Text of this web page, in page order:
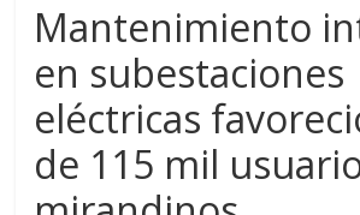
Mantenimiento
en subestaciones
eléctricas
de 115 mil